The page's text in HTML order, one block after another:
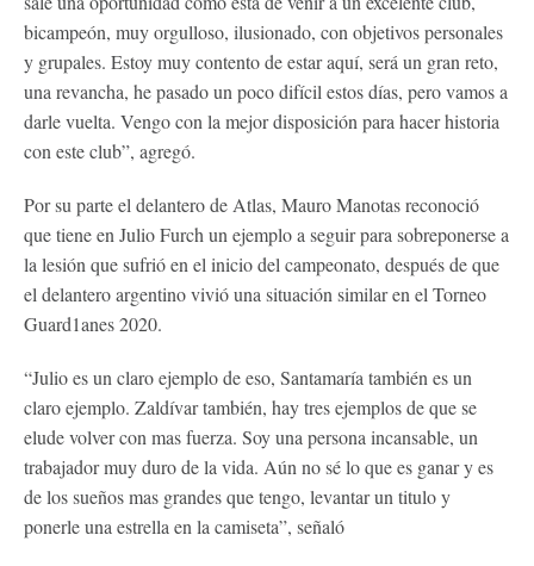
bicampeón, muy orgulloso, ilusionado, con objetivos personales
y grupales. Estoy muy contento de estar aquí, será un gran reto,
una revancha, he pasado un poco difícil estos días, pero vamos a
darle vuelta. Vengo con la mejor disposición para hacer historia
con este club”, agregó.
Por su parte el delantero de Atlas, Mauro Manotas reconoció
que tiene en Julio Furch un ejemplo a seguir para sobreponerse a
la lesión que sufrió en el inicio del campeonato, después de que
el delantero argentino vivió una situación similar en el Torneo
Guard1anes 2020.
“Julio es un claro ejemplo de eso, Santamaría también es un
claro ejemplo. Zaldívar también, hay tres ejemplos de que se
elude volver con mas fuerza. Soy una persona incansable, un
trabajador muy duro de la vida. Aún no sé lo que es ganar y es
de los sueños mas grandes que tengo, levantar un titulo y
ponerle una estrella en la camiseta”, señaló